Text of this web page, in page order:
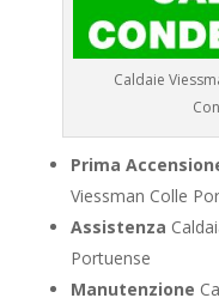
Caldaie
Prima
Viessman Colle
Assistenza
Portuense
Manutenzione